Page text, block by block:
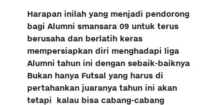
Harapan inilah yang menjadi pendorong
bagi Alumni smansara 09 untuk terus
berusaha dan berlatih keras
mempersiapkan diri menghadapi liga
Alumni tahun ini dengan sebaik-baiknya
Bukan hanya Futsal yang harus di
pertahankan juaranya tahun ini akan
tetapi kalau bisa cabang-cabang